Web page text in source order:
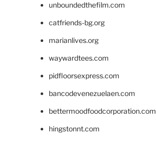
unboundedthefilm.com
catfriends-bg.org
marianlives.org
waywardtees.com
pidfloorsexpress.com
bancodevenezuelaen.com
bettermoodfoodcorporation.com
hingstonnt.com